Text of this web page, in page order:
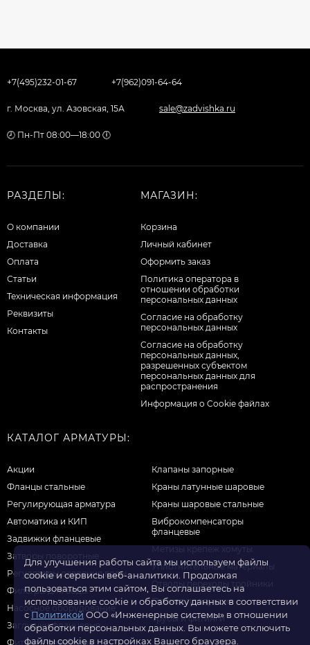
+7(495)232-01-67 +7(962)091-64-64
г. Москва, ул. Азовская, 15А sale@zadvishka.ru
🕗 Пн-Пт 08:00—18:00 🕕
РАЗДЕЛЫ:
О компании
Доставка
Оплата
Статьи
Техническая информация
Реквизиты
Контакты
МАГАЗИН:
Корзина
Личный кабинет
Оформить заказ
Политика оператора в
отношении обработки
персональных данных
Согласие на обработку
персональных данных
Cогласие на обработку
персональных данных,
разрешенных субъектом
персональных данных для
распространения
Информация о Cookie файлах
КАТАЛОГ АРМАТУРЫ:
Акции
Фланцы стальные
Регулирующая арматура
Автоматика и КИП
Задвижки фланцевые
Затворы поворотные
Регуляторы давления воды
Фильтры для воды
Насосное оборудование
Заглушки фланцевые
Фитинги резьбовые
Клапаны запорные
Краны латунные шаровые
Краны шаровые стальные
Виброкомпенсаторы
фланцевые
Метизы крепеж хомуты
Уплотнительные материалы
Отводы переходы тройники
Прочая продукция
Трубы и фитинги
Для улучшения работы сайта мы используем файлы
cookie и сервисы веб-аналитики. Продолжая
пользоваться этим сайтом, Вы соглашаетесь на
использование cookie и обработку данных в соответствии
с Политикой ООО «Инженерные системы» в отношении
обработки персональных данных. Вы можете отключить
файлы cookie в настройках Вашего браузера.